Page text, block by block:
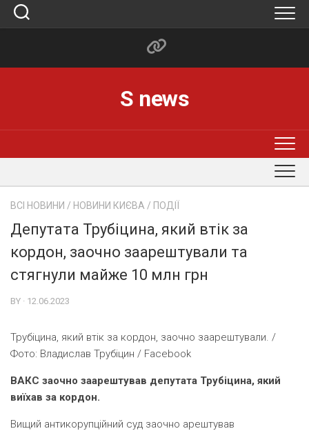
Skip
S news
ВСІ НОВИНИ / НОВИНИ КИЄВА / ПОДІЇ
Депутата Трубіцина, який втік за
кордон, заочно заарештували та
стягнули майже 10 млн грн
BY · 12.06.2023
Трубіцина, який втік за кордон, заочно заарештували. /
Фото: Владислав Трубіцин / Facebook
ВАКС заочно заарештував депутата Трубіцина, який
виїхав за кордон.
Вищий антикорупційний суд заочно арештував